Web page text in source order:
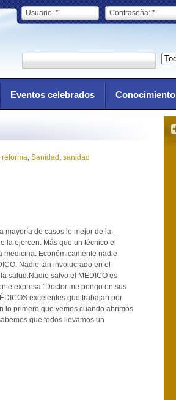
Usuario: * Contraseña: *
Eventos celebrados Conocimiento
reforma Sanidad sanidad
mayoría de casos lo mejor de la
la ejercen. Más que un técnico el
medicina. Económicamente nadie
Nadie tan involucrado en el
salud.Nadie salvo el MÉDICO es
expresa:”Doctor me pongo en sus
excelentes que trabajan por
lo primero que vemos cuando abrimos
que todos llevamos un